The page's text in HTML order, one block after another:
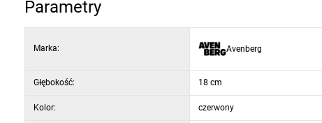
Parametry
Marka: Avenberg
Głębokość: 18 cm
Kolor: czerwony